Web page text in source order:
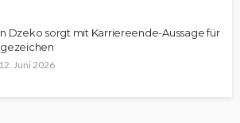
Dzeko sorgt mit Karriereende-Aussage für
12. Juni 2026